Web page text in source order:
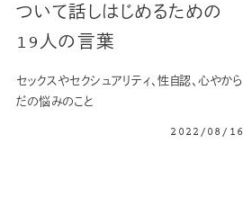
ついて話しはじめるための
19人の言葉
セックスやセクシュアリティ、性自認、心やから
だの悩みのこと
2022/08/16